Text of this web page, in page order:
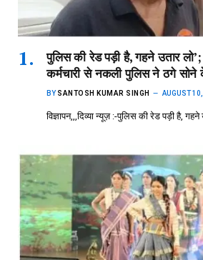
पुलिस की रेड पड़ी है, गहने उतार लो’;
कर्मचारी से नकली पुलिस ने ठगे
BY SANTOSH KUMAR SINGH AUGUST
विज्ञापन,,,दिव्या न्यूज़ :-पुलिस की रेड पड़ी है, गहने